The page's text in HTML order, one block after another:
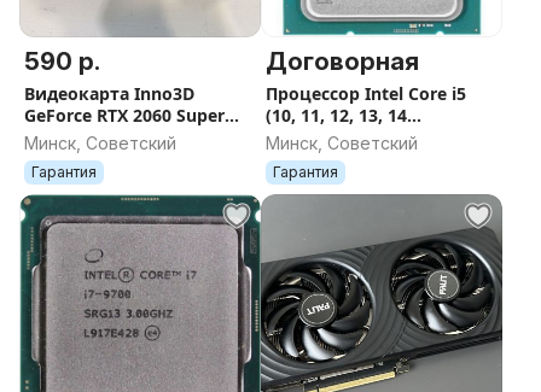
590 р.
Видеокарта Inno3D
GeForce RTX 2060 Super
Twin X2 8GB GDDR6
Минск, Советский
Гарантия
Договорная
Процессор Intel Core i5
(10, 11, 12, 13, 14
поколение), LGA 1200,
1700
Минск, Советский
Гарантия